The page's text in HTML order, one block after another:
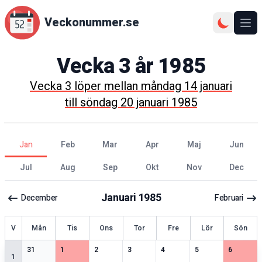
Veckonummer.se
Vecka3år 1985
Vecka3löper mellanmåndag 14 januari
tillsöndag 20 januari 1985
jan feb mar apr maj
jun
jul
aug sep okt nov dec
December Januari 1985 Februari
Vecka Mån Tis Ons Tor Fre Lör Sön
1
31
2speciella datum
11 speciella datum
2
1speciella datum
3
2speciella datum
4
1speciella datum
5
3speciella datum
6
4